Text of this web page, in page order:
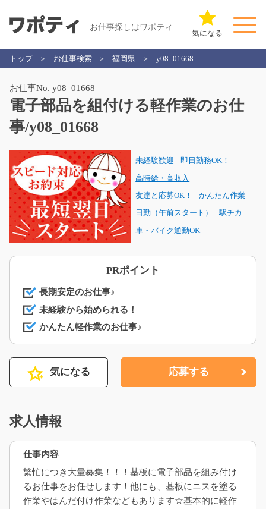
お仕事探しはワポティ
気になる
トップ お仕事検索 福岡県 y08_01668
お仕事No. y08_01668
電子部品を組付ける軽作業のお仕
事/y08_01668
未経験歓迎 即日勤務OK！
高時給・高収入
友達と応募OK！ かんたん作業
日勤（午前スタート） 駅チカ
車・バイク通勤OK
PRポイント
長期安定のお仕事♪
未経験から始められる！
かんたん軽作業のお仕事♪
気になる 応募する
求人情報
仕事内容
繁忙につき大量募集！！！基板に電子部品を組み付け
るお仕事をお任せします！他にも、基板にニスを塗る
作業やはんだ付け作業などもあります☆基本的に軽作